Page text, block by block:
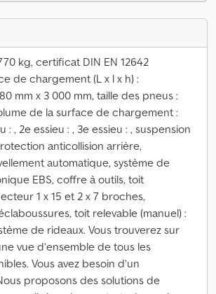
kg, certificat DIN EN 12642
de chargement (L x l x h) :
mm x 3 000 mm, taille des pneus :
de la surface de chargement :
: , 2e essieu : , 3e essieu : , suspension
anticollision arrière,
automatique, système de
EBS, coffre à outils, toit
1 x 15 et 2 x 7 broches,
toit relevable (manuel) :
de rideaux. Vous trouverez sur
vue d’ensemble de tous les
Vous avez besoin d’un
proposons des solutions de